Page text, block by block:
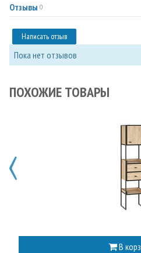
Отзывы 0
Написать отзыв
Пока нет отзывов
ПОХОЖИЕ ТОВАРЫ
В